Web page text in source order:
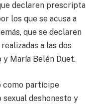
declaren prescripta
los que se acusa a
que se declaren
a las dos
y María Belén Duet.
como partícipe
sexual deshonesto y